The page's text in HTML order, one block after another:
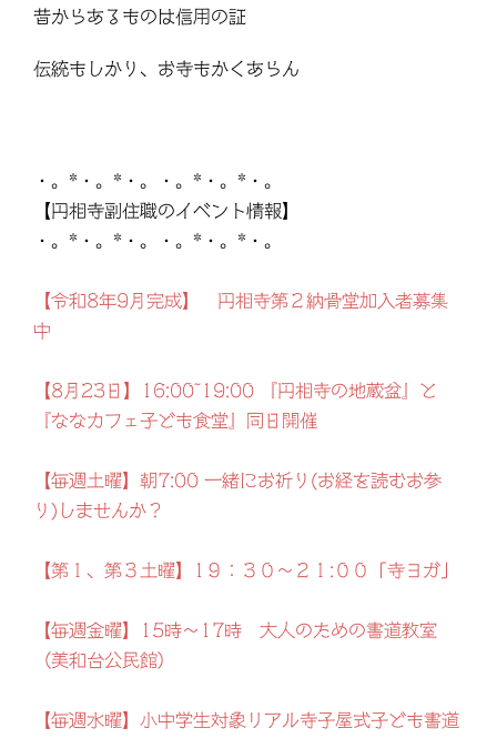
昔からあるものは信用の証
伝統もしかり、お寺もかくあらん
・。*・。*・。・。*・。*・。
【円相寺副住職のイベント情報】
・。*・。*・。・。*・。*・。
【令和8年9月完成】 円相寺第２納骨堂加入者募集
中
【8月23日】16:00~19:00 『円相寺の地蔵盆』と
『ななカフェ子ども食堂』同日開催
【毎週土曜】朝7:00 一緒にお祈り(お経を読むお参
り)しませんか？
【第１、第３土曜】1９：３０～２１:００「寺ヨガ」
【毎週金曜】15時～17時 大人のための書道教室
（美和台公民館）
【毎週水曜】小中学生対象リアル寺子屋式子ども書道